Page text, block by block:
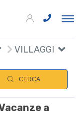
VILLAGGI
CERCA
a